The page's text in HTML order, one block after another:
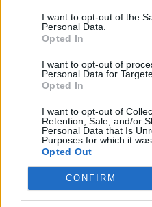
I want to opt-out of the
Personal Data.
Opted In
I want to opt-out of
Personal Data for
Opted In
I want to opt-out of
Retention, Sale, and/or
Personal Data that Is
Purposes for which it
Opted Out
CONFIRM